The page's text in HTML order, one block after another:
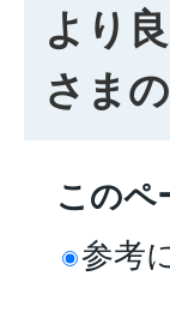
より
さま
このペ
参考